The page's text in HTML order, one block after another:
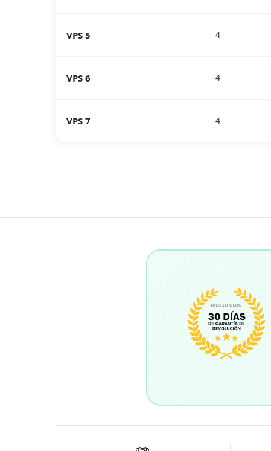
VPS 5 4
VPS 6 4
VPS 7 4